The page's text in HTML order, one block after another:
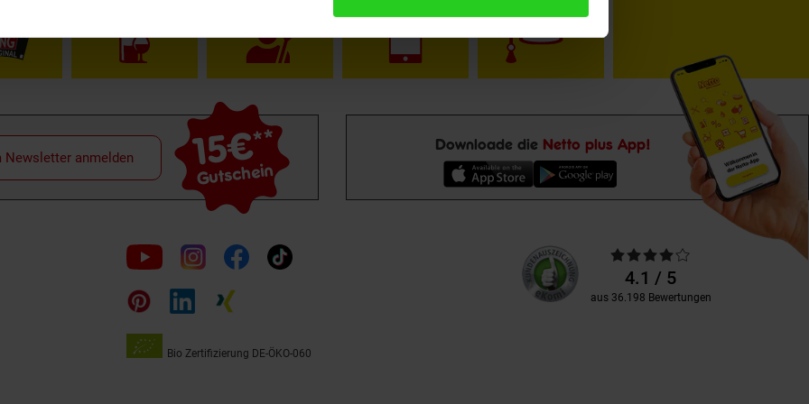
15€**
Gutschein
Newsletter anmelden
Downloade die Netto plus App!
Folge
uns
auf
Bio Zertifizierung DE-ÖKO-060
Unsere
Kundenbewertungen
Durchschnittliche
Bewertungen4.1 / 5
aus 36.198 Bewertungen